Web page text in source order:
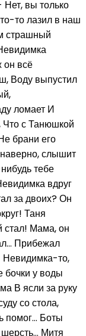
Нет, вы только
то лазил в наш
страшный
он всё
Воду выпустил
ломает И
Что с Танюшкой
брани его
слышит
тебе
вдруг
за двоих? Он
Таня
стал! Мама, он
Прибежал
Невидимка-то,
бочки у воды
В ясли за руку
со стола,
помог… Боты
Митя